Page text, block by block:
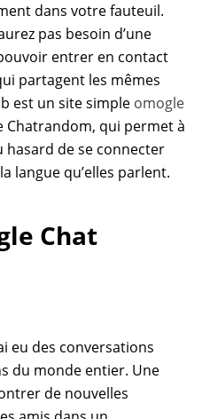
dans votre fauteuil.
pas besoin d’une
entrer en contact
partagent les mêmes
est un site simple omogle
Chatrandom, qui permet à
hasard de se connecter
langue qu’elles parlent.
Chat
eu des conversations
du monde entier. Une
de nouvelles